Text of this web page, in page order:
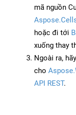
mã nguồn
hoặc đi tới
xuống thay
Ngoài ra,
cho
API REST.